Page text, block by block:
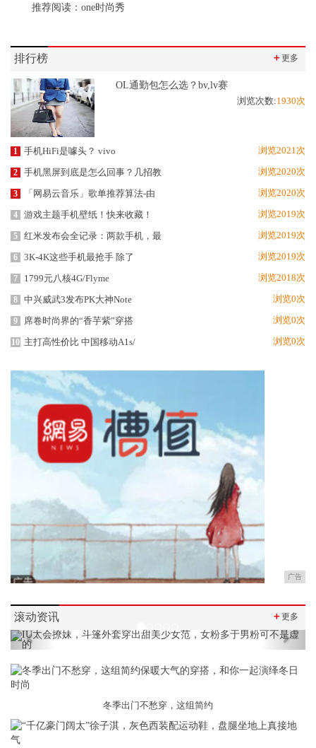
推荐阅读： one时尚秀
排行榜 ＋更多
OL通勤包怎么选？bv,lv赛
浏览次数:1930次
1 手机HiFi是噱头？ vivo 浏览2021次
2 手机黑屏到底是怎么回事？几招教 浏览2020次
3 「网易云音乐」歌单推荐算法-由 浏览2020次
4 游戏主题手机壁纸！快来收藏！ 浏览2019次
5 红米发布会全记录：两款手机，最 浏览2019次
6 3K-4K这些手机最抢手 除了 浏览2019次
7 1799元八核4G/Flyme 浏览2018次
8 中兴威武3发布PK大神Note 浏览0次
9 席卷时尚界的“香芋紫”穿搭 浏览0次
10 主打高性价比 中国移动A1s/ 浏览0次
广告
滚动资讯 ＋更多
Previous Next
冬季出门不愁穿，这组简约